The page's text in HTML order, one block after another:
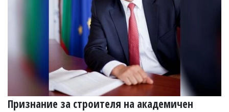
Признание за строителя на академичен